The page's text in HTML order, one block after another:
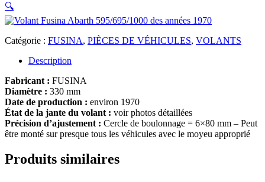
🔍
Catégorie : FUSINA, PIÈCES DE VÉHICULES, VOLANTS
Description
Fabricant : FUSINA
Diamètre : 330 mm
Date de production : environ 1970
État de la jante du volant : voir photos détaillées
Précision d’ajustement : Cercle de boulonnage = 6×80 mm – Peut
être monté sur presque tous les véhicules avec le moyeu approprié
Produits similaires